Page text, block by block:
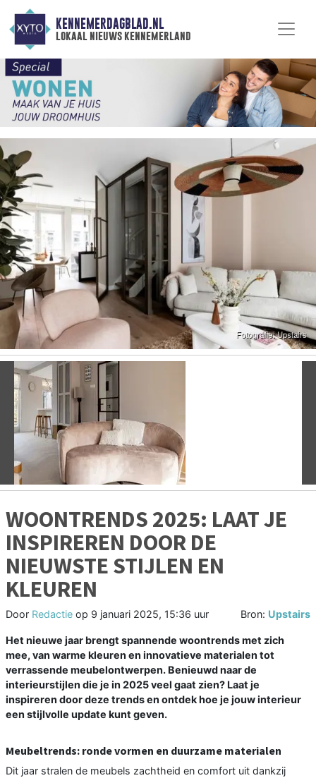
KENNEMERDAGBLAD.NL
lokaal nieuws kennemerland
Vorige
WOONTRENDS 2025: LAAT JE
INSPIREREN DOOR DE
NIEUWSTE STIJLEN EN
KLEUREN
Door Redactie op 9 januari 2025, 15:36 uur Bron: Upstairs
Het nieuwe jaar brengt spannende woontrends met zich
mee, van warme kleuren en innovatieve materialen tot
verrassende meubelontwerpen. Benieuwd naar de
interieurstijlen die je in 2025 veel gaat zien? Laat je
inspireren door deze trends en ontdek hoe je jouw interieur
een stijlvolle update kunt geven.
Meubeltrends: ronde vormen en duurzame materialen
Dit jaar stralen de meubels zachtheid en comfort uit dankzij